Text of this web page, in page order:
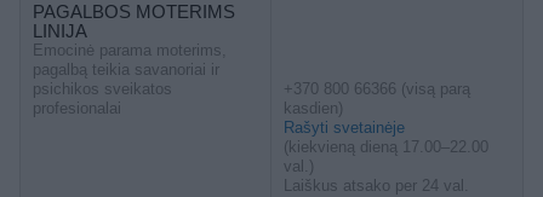
PAGALBOS MOTERIMS
LINIJA
Emocinė parama moterims,
pagalbą teikia savanoriai ir
psichikos sveikatos
profesionalai
+370 800 66366 (visą parą
kasdien)
Rašyti svetainėje
(kiekvieną dieną 17.00–22.00
val.)
Laiškus atsako per 24 val.